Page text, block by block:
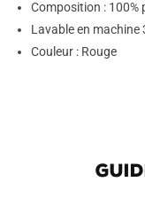
Composition : 100%
Lavable en machine
Couleur : Rouge